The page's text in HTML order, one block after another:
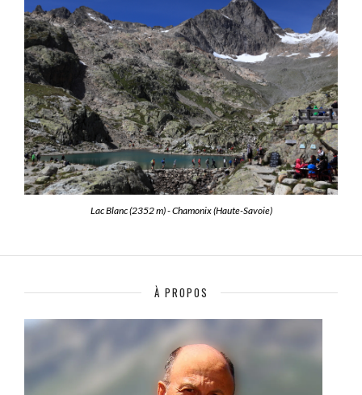
Lac Blanc (2352 m) - Chamonix (Haute-Savoie)
À PROPOS